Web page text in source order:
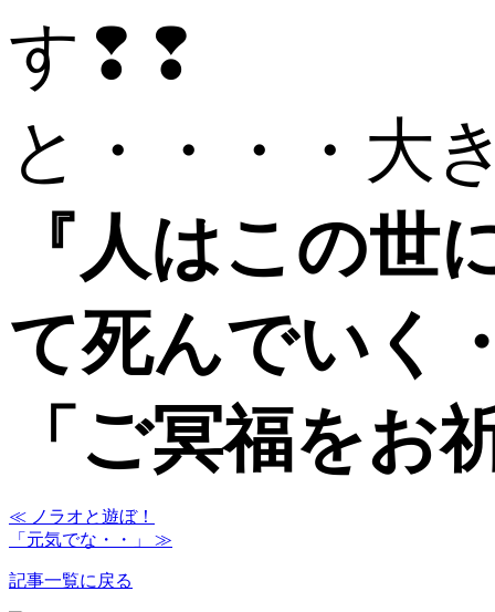
す❢❢
と・・・・大
『人はこの
て死んでいく
「ご冥福をお
≪ ノラオと遊ぼ！
「元気でな・・」 ≫
記事一覧に戻る